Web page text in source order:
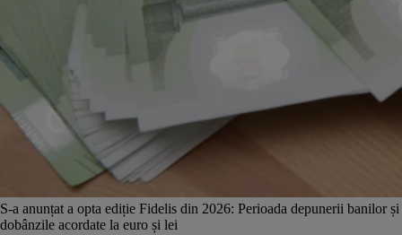
S-a anunțat a opta ediție Fidelis din 2026: Perioada depunerii banilor și
dobânzile acordate la euro și lei